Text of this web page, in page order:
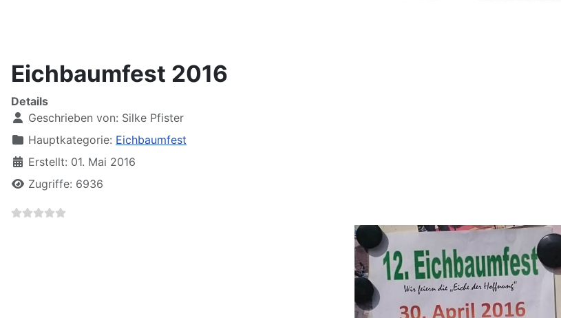
Eichbaumfest 2016
Details
Geschrieben von: Silke Pfister
Hauptkategorie: Eichbaumfest
Erstellt: 01. Mai 2016
Zugriffe: 6936